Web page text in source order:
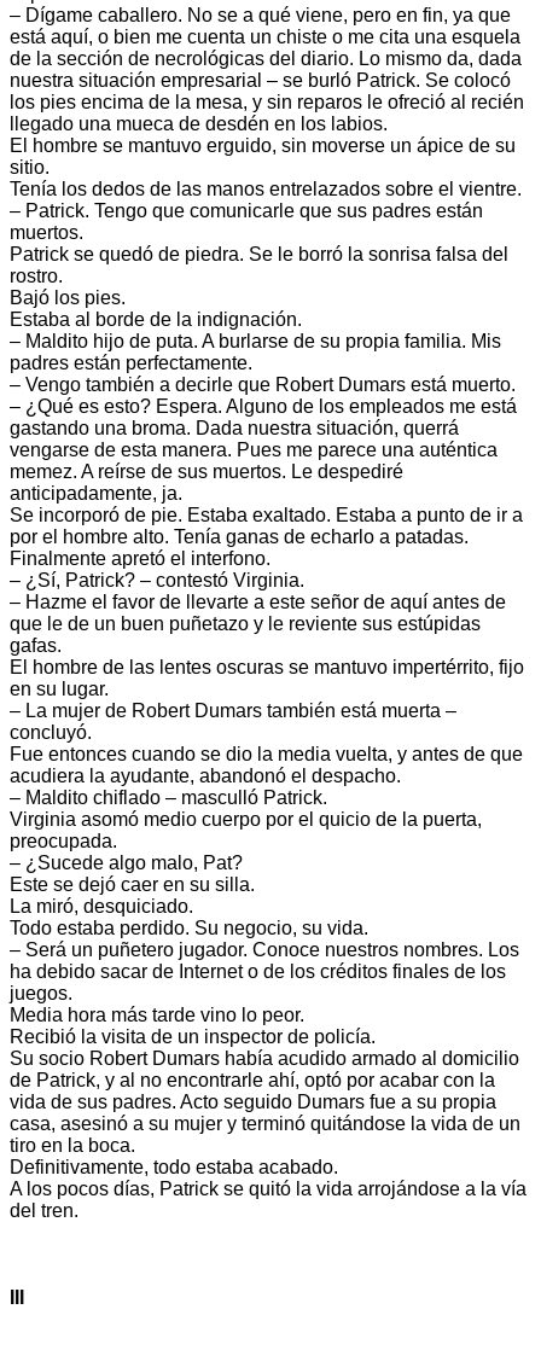
– Dígame caballero. No se a qué viene, pero en fin, ya que
está aquí, o bien me cuenta un chiste o me cita una esquela
de la sección de necrológicas del diario. Lo mismo da, dada
nuestra situación empresarial – se burló Patrick. Se colocó
los pies encima de la mesa, y sin reparos le ofreció al recién
llegado una mueca de desdén en los labios.
El hombre se mantuvo erguido, sin moverse un ápice de su
sitio.
Tenía los dedos de las manos entrelazados sobre el vientre.
– Patrick. Tengo que comunicarle que sus padres están
muertos.
Patrick se quedó de piedra. Se le borró la sonrisa falsa del
rostro.
Bajó los pies.
Estaba al borde de la indignación.
– Maldito hijo de puta. A burlarse de su propia familia. Mis
padres están perfectamente.
– Vengo también a decirle que Robert Dumars está muerto.
– ¿Qué es esto? Espera. Alguno de los empleados me está
gastando una broma. Dada nuestra situación, querrá
vengarse de esta manera. Pues me parece una auténtica
memez. A reírse de sus muertos. Le despediré
anticipadamente, ja.
Se incorporó de pie. Estaba exaltado. Estaba a punto de ir a
por el hombre alto. Tenía ganas de echarlo a patadas.
Finalmente apretó el interfono.
– ¿Sí, Patrick? – contestó Virginia.
– Hazme el favor de llevarte a este señor de aquí antes de
que le de un buen puñetazo y le reviente sus estúpidas
gafas.
El hombre de las lentes oscuras se mantuvo impertérrito, fijo
en su lugar.
– La mujer de Robert Dumars también está muerta –
concluyó.
Fue entonces cuando se dio la media vuelta, y antes de que
acudiera la ayudante, abandonó el despacho.
– Maldito chiflado – masculló Patrick.
Virginia asomó medio cuerpo por el quicio de la puerta,
preocupada.
– ¿Sucede algo malo, Pat?
Este se dejó caer en su silla.
La miró, desquiciado.
Todo estaba perdido. Su negocio, su vida.
– Será un puñetero jugador. Conoce nuestros nombres. Los
ha debido sacar de Internet o de los créditos finales de los
juegos.
Media hora más tarde vino lo peor.
Recibió la visita de un inspector de policía.
Su socio Robert Dumars había acudido armado al domicilio
de Patrick, y al no encontrarle ahí, optó por acabar con la
vida de sus padres. Acto seguido Dumars fue a su propia
casa, asesinó a su mujer y terminó quitándose la vida de un
tiro en la boca.
Definitivamente, todo estaba acabado.
A los pocos días, Patrick se quitó la vida arrojándose a la vía
del tren.